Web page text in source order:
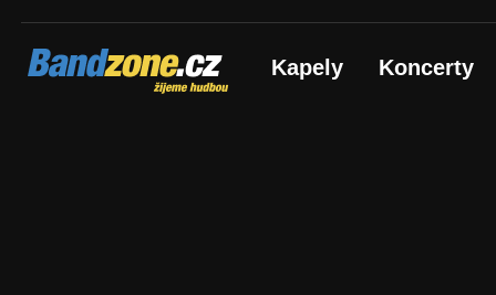
Bandzone.cz
žijeme hudbou Kapely Koncerty